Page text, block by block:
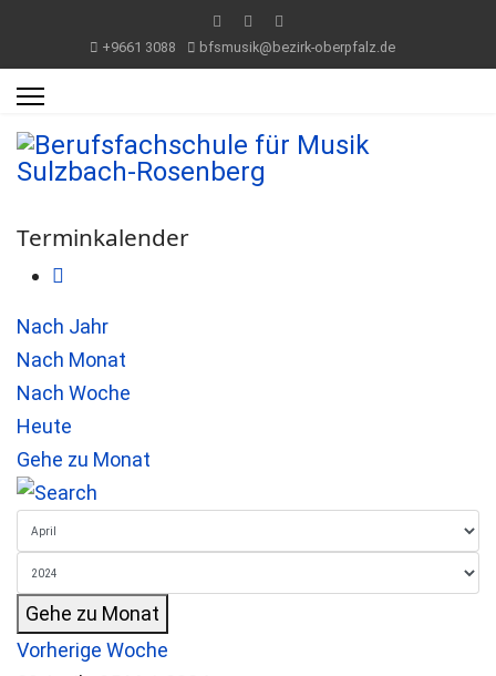
+9661 3088 bfsmusik@bezirk-oberpfalz.de
Terminkalender
Nach Jahr
Nach Monat
Nach Woche
Heute
Gehe zu Monat
Gehe zu Monat
Vorherige Woche